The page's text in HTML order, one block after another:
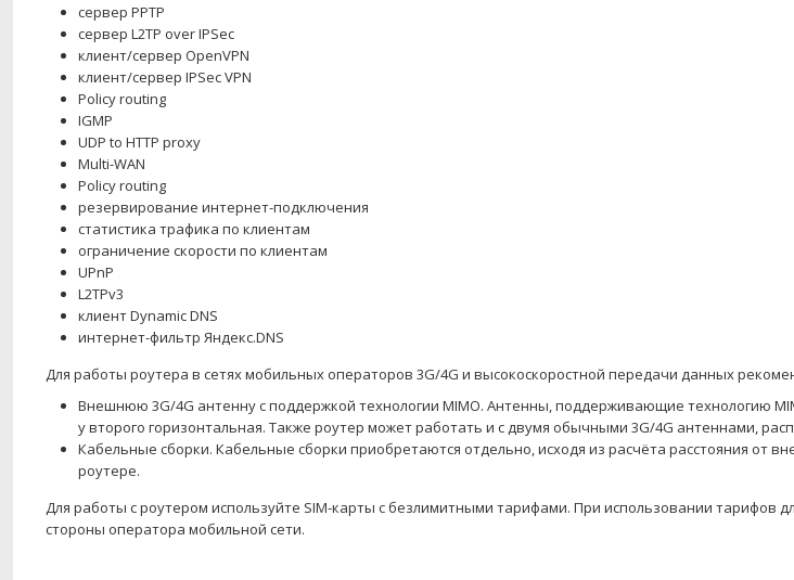
сервер PPTP
сервер L2TP over IPSec
клиент/сервер OpenVPN
клиент/сервер IPSec VPN
Policy routing
IGMP
UDP to HTTP proxy
Multi-WAN
Policy routing
резервирование интернет-подключения
статистика трафика по клиентам
ограничение скорости по клиентам
UPnP
L2TPv3
клиент Dynamic DNS
интернет-фильтр Яндекс.DNS
Для работы роутера в сетях мобильных операторов 3G/4G и высокоскоростной передачи данных
Внешнюю 3G/4G антенну с поддержкой технологии MIMO. Антенны, поддерживающие технологию
у второго горизонтальная. Также роутер может работать и с двумя обычными 3G/4G антеннами,
Кабельные сборки. Кабельные сборки приобретаются отдельно, исходя из расчёта расстояния
роутере.
Для работы с роутером используйте SIM-карты с безлимитными тарифами. При использовании
стороны оператора мобильной сети.